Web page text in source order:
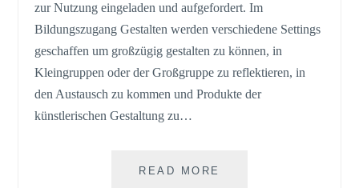
zur Nutzung eingeladen und aufgefordert. Im
Bildungszugang Gestalten werden verschiedene Settings
geschaffen um großzügig gestalten zu können, in
Kleingruppen oder der Großgruppe zu reflektieren, in
den Austausch zu kommen und Produkte der
künstlerischen Gestaltung zu…
READ MORE